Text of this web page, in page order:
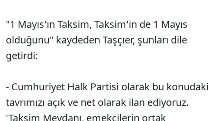
"1 Mayıs'ın Taksim, Taksim'in de 1 Mayıs
olduğunu" kaydeden Taşçıer, şunları dile
getirdi:
- Cumhuriyet Halk Partisi olarak bu konudaki
tavrımızı açık ve net olarak ilan ediyoruz.
'Taksim Meydanı, emekçilerin ortak